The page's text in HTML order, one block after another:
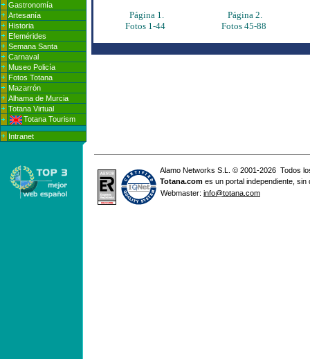
Gastronomía
Artesanía
Historia
Efemérides
Semana Santa
Carnaval
Museo Policía
Fotos Totana
Mazarrón
Alhama de Murcia
Totana Virtual
Totana Tourism
Intranet
Página 1.
Fotos 1-44
Página 2.
Fotos 45-88
Alamo Networks S.L. © 2001-2026 Todos
Totana.com es un portal independiente,
Webmaster: info@totana.com